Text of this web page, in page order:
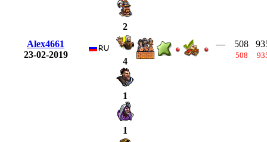
Alex4661
23-02-2019
2
4
1
1
— 508
508